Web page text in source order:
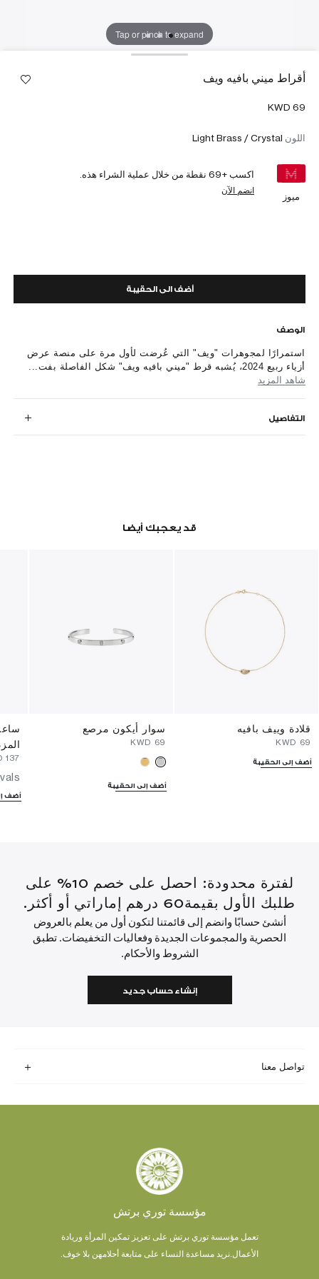
Tap or pinch to expand
أقراط ميني بافيه ويف
اللون Light Brass / Crystal
ميوز
اكسب +69 نقطة من خلال عملية الشراء هذه.
انضم الآن
أضف الى الحقيبة
الوصف
استمرارًا لمجوهرات "ويف" التي عُرضت لأول مرة على منصة عرض
أزياء ربيع 2024، يُشبه قرط "ميني بافيه ويف" شكل الفاصلة بفت...
شاهد المزيد
التفاصيل
قد يعجبك أيضا
قلادة وييف بافيه
أضف إلى الحقيبة
سوار أيكون مرصع
أضف إلى الحقيبة
أضف
لفترة محدودة: احصل على خصم 10% على
طلبك الأول بقيمة60 درهم إماراتي أو أكثر.
أنشئ حسابًا وانضم إلى قائمتنا لتكون أول من يعلم بالعروض
الحصرية والمجموعات الجديدة وفعاليات التخفيضات. تطبق
الشروط والأحكام.
إنشاء حساب جديد
تواصل معنا
مؤسسة توري برتش
تعمل مؤسسة توري برتش على تعزيز تمكين المرأة وريادة
الأعمال. نريد مساعدة النساء على متابعة أحلامهن بلا خوف.